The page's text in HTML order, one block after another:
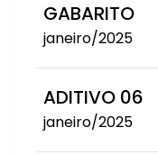
GABARITO
janeiro/2025
ADITIVO 06
janeiro/2025